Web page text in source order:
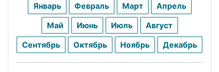
День
невролога
День
банковского
а
День
экскурсово
да
Январь Февраль Март
Апрель
Май
Июнь Июль
Август
Сентябрь
Октябрь Ноябрь Декабрь